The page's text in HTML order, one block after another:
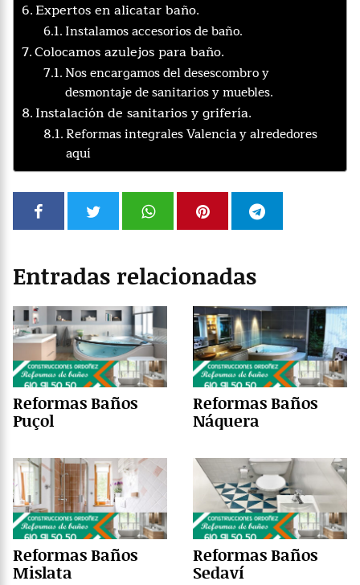
Expertos en alicatar baño.
Instalamos accesorios de baño.
Colocamos azulejos para baño.
Nos encargamos del desescombro y
desmontaje de sanitarios y muebles.
Instalación de sanitarios y grifería.
Reformas integrales Valencia y alrededores
aquí
Entradas relacionadas
Reformas Baños
Puçol
Reformas Baños
Náquera
Reformas Baños
Mislata
Reformas Baños
Sedaví